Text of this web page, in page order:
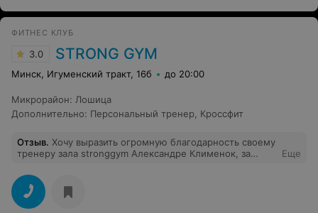
ФИТНЕС КЛУБ
3.0 STRONG GYM
Минск, Игуменский тракт, 16б до 20:00
Микрорайон: Лошица
Дополнительно: Персональный тренер Кроссфит
Отзыв. Хочу выразить огромную благодарность своему
тренеру зала stronggym Александре Клименок, за
поддержку. С таким тренером тренировки - в
удовольствие. Занимаюсь с Сашей уже полтора года и
благодаря ей добилась результата которого люди
годами не могут добиться. Отрегулировала моё
Еще